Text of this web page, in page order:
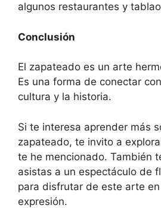
algunos restaurantes y
Conclusión
El zapateado es un arte
Es una forma de conectar
cultura y la historia.
Si te interesa aprender más
zapateado, te invito a
te he mencionado. También
asistas a un espectáculo de
para disfrutar de este arte
expresión.